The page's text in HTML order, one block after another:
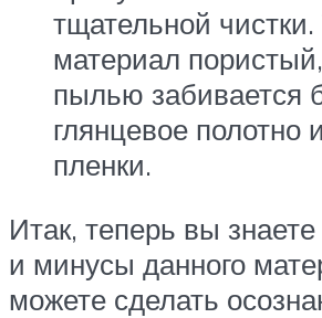
тщательной чистки.
материал
пылью забивается
глянцевое полотно
пленки.
Итак, теперь вы
и минусы данного
можете сделать